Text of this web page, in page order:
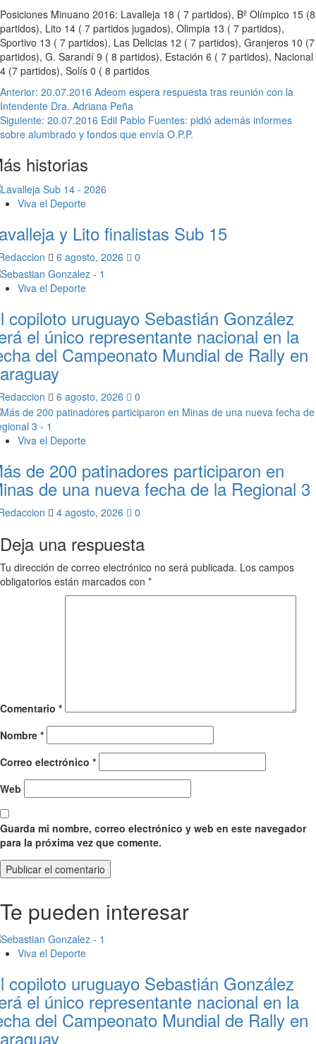
Posiciones Minuano 2016: Lavalleja 18 ( 7 partidos), Bº Olímpico 15 (8
partidos), Lito 14 ( 7 partidos jugados), Olimpia 13 ( 7 partidos),
Sportivo 13 ( 7 partidos), Las Delicias 12 ( 7 partidos), Granjeros 10 (7
partidos), G. Sarandí 9 ( 8 partidos), Estación 6 ( 7 partidos), Nacional
4 (7 partidos), Solís 0 ( 8 partidos
Navegación
de
entradas
Anterior: 20.07.2016 Adeom espera respuesta tras reunión con la
Intendente Dra. Adriana Peña
Siguiente: 20.07.2016 Edil Pablo Fuentes: pidió además informes
sobre alumbrado y fondos que envía O.P.P.
historias
Viva el Deporte
y Lito finalistas Sub 15
6 agosto, 2026 0
Viva el Deporte
copiloto uruguayo Sebastián González
el único representante nacional en la
del Campeonato Mundial de Rally en
6 agosto, 2026 0
Viva el Deporte
de 200 patinadores participaron en
de una nueva fecha de la Regional 3
4 agosto, 2026 0
Deja una respuesta
Tu dirección de correo electrónico no será publicada. Los campos
obligatorios están marcados con *
Comentario *
Nombre *
Correo electrónico *
Web
Guarda mi nombre, correo electrónico y web en este navegador
para la próxima vez que comente.
Te pueden interesar
Viva el Deporte
copiloto uruguayo Sebastián González
el único representante nacional en la
del Campeonato Mundial de Rally en